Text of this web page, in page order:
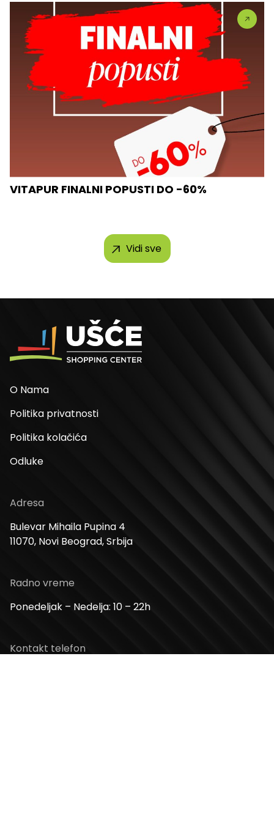
VITAPUR FINALNI POPUSTI DO -60%
Vidi sve
O Nama
Politika privatnosti
Politika kolačića
Odluke
Adresa
Bulevar Mihaila Pupina 4
11070, Novi Beograd, Srbija
Radno vreme
Ponedeljak – Nedelja: 10 – 22h
Kontakt telefon